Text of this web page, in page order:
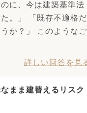
に、今は建築基準法
。」 「既存不適格だ
か？」 このようなご
詳しい回答を見
まま建替えるリスク